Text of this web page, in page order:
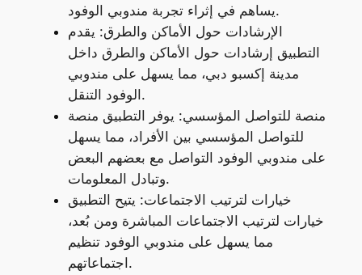
يساهم في إثراء تجربة مندوبي الوفود.
الإرشادات حول الأماكن والطرق: يقدم
التطبيق إرشادات حول الأماكن والطرق داخل
مدينة إكسبو دبي، مما يسهل على مندوبي
الوفود التنقل.
منصة للتواصل المؤسسي: يوفر التطبيق منصة
للتواصل المؤسسي بين الأفراد، مما يسهل
على مندوبي الوفود التواصل مع بعضهم البعض
وتبادل المعلومات.
خيارات لترتيب الاجتماعات: يتيح التطبيق
خيارات لترتيب الاجتماعات المباشرة ومن بُعد،
مما يسهل على مندوبي الوفود تنظيم
اجتماعاتهم.